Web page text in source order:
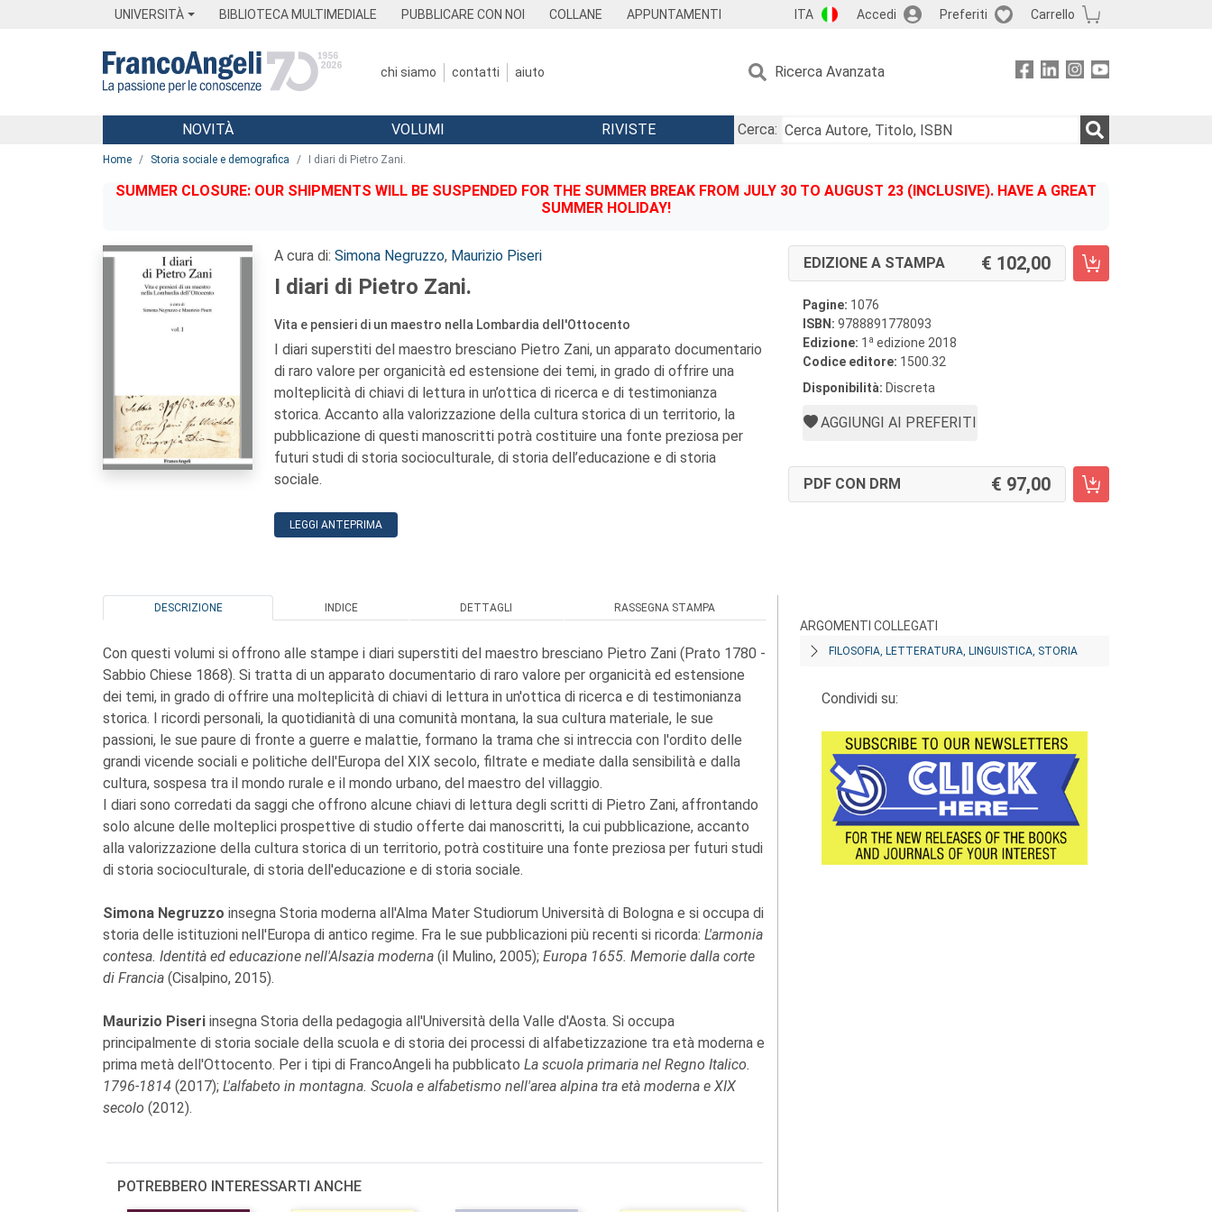
UNIVERSITÀ BIBLIOTECA MULTIMEDIALE PUBBLICARE CON NOI COLLANE APPUNTAMENTI ITA Accedi Preferiti Carrello
chi siamo contatti aiuto Ricerca Avanzata
Menu
NOVITÀ VOLUMI RIVISTE
Cerca:
Home Storia sociale e demografica I diari di Pietro Zani.
SUMMER CLOSURE: OUR SHIPMENTS WILL BE SUSPENDED FOR THE SUMMER BREAK FROM JULY 30 TO AUGUST 23 (INCLUSIVE). HAVE A GREAT
SUMMER HOLIDAY!
A cura di: Simona Negruzzo, Maurizio Piseri
I diari di Pietro Zani.
Vita e pensieri di un maestro nella Lombardia dell'Ottocento
I diari superstiti del maestro bresciano Pietro Zani, un apparato documentario
di raro valore per organicità ed estensione dei temi, in grado di offrire una
molteplicità di chiavi di lettura in un’ottica di ricerca e di testimonianza
storica. Accanto alla valorizzazione della cultura storica di un territorio, la
pubblicazione di questi manoscritti potrà costituire una fonte preziosa per
futuri studi di storia socioculturale, di storia dell’educazione e di storia
sociale.
LEGGI ANTEPRIMA
EDIZIONE A STAMPA 102,00
Pagine: 1076
ISBN: 9788891778093
Edizione: 1 a edizione 2018
Codice editore: 1500.32
Disponibilità: Discreta
AGGIUNGI AI PREFERITI
PDF CON DRM 97,00
DESCRIZIONE INDICE DETTAGLI RASSEGNA STAMPA
Con questi volumi si offrono alle stampe i diari superstiti del maestro bresciano Pietro Zani (Prato 1780 -
Sabbio Chiese 1868). Si tratta di un apparato documentario di raro valore per organicità ed estensione
dei temi, in grado di offrire una molteplicità di chiavi di lettura in un'ottica di ricerca e di testimonianza
storica. I ricordi personali, la quotidianità di una comunità montana, la sua cultura materiale, le sue
passioni, le sue paure di fronte a guerre e malattie, formano la trama che si intreccia con l'ordito delle
grandi vicende sociali e politiche dell'Europa del XIX secolo, filtrate e mediate dalla sensibilità e dalla
cultura, sospesa tra il mondo rurale e il mondo urbano, del maestro del villaggio.
I diari sono corredati da saggi che offrono alcune chiavi di lettura degli scritti di Pietro Zani, affrontando
solo alcune delle molteplici prospettive di studio offerte dai manoscritti, la cui pubblicazione, accanto
alla valorizzazione della cultura storica di un territorio, potrà costituire una fonte preziosa per futuri studi
di storia socioculturale, di storia dell'educazione e di storia sociale.
Simona Negruzzo insegna Storia moderna all'Alma Mater Studiorum Università di Bologna e si occupa di
storia delle istituzioni nell'Europa di antico regime. Fra le sue pubblicazioni più recenti si ricorda: L'armonia
contesa. Identità ed educazione nell'Alsazia moderna (il Mulino, 2005); Europa 1655. Memorie dalla corte
di Francia (Cisalpino, 2015).
Maurizio Piseri insegna Storia della pedagogia all'Università della Valle d'Aosta. Si occupa
principalmente di storia sociale della scuola e di storia dei processi di alfabetizzazione tra età moderna e
prima metà dell'Ottocento. Per i tipi di FrancoAngeli ha pubblicato La scuola primaria nel Regno Italico.
1796-1814 (2017); L'alfabeto in montagna. Scuola e alfabetismo nell'area alpina tra età moderna e XIX
secolo (2012).
POTREBBERO INTERESSARTI ANCHE
ARGOMENTI COLLEGATI
FILOSOFIA, LETTERATURA, LINGUISTICA, STORIA
Condividi su: